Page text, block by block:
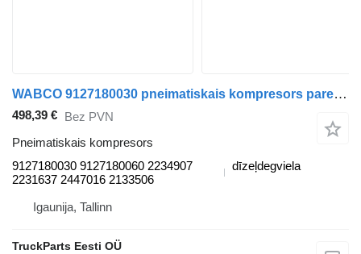
WABCO 9127180030 pneimatiskais kompresors paredzēts DAF XF106 vilcēja
498,39 € Bez PVN
Pneimatiskais kompresors
9127180030 9127180060 2234907
2231637 2447016 2133506
dīzeļdegviela
Igaunija, Tallinn
TruckParts Eesti OÜ